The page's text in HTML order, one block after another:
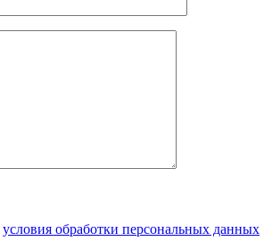
условия обработки персональных данных